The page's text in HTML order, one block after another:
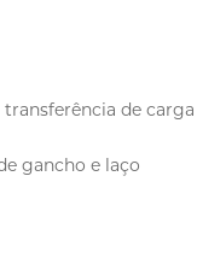
de
gancho e laço